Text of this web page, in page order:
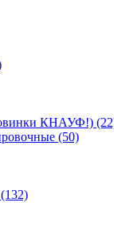
КНАУФ!)
(50)